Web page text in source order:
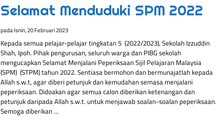
Selamat Menduduki SPM 2022
padaIsnin, 20 Februari 2023
Kepada semua pelajar-pelajar tingkatan 5 (2022/2023), Sekolah Izzuddin
Shah, Ipoh. Pihak pengurusan, seluruh warga dan PIBG sekolah
mengucapkan Selamat Menjalani Peperiksaan Sijil Pelajaran Malaysia
(SPM) (STPM) tahun 2022. Sentiasa bermohon dan bermunajatlah kepada
Allah s.w.t, agar diberi petunjuk dan kemudahan semasa menjalani
peperiksaan. Didoakan agar semua calon diberikan ketenangan dan
petunjuk daripada Allah s.w.t. untuk menjawab soalan-soalan peperiksaan.
Semoga diberikan …